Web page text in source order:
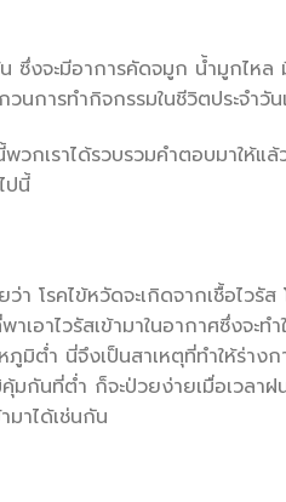
ซึ่งจะมีอาการคัดจมูก น้ำมูกไหล
นการทำกิจกรรมในชีวิตประจำวั
กเราได้รวบรวมคำตอบมาให้แ
ปนี้
โรคไข้หวัดจะเกิดจากเชื้อไวรั
าไวรัสเข้ามาในอากาศซึ่งจะทำ
ต่ำ นี่จึงเป็นสาเหตุที่ทำให้ร่าง
กันที่ต่ำ ก็จะป่วยง่ายเมื่อเวลาฝ
าได้เช่นกัน